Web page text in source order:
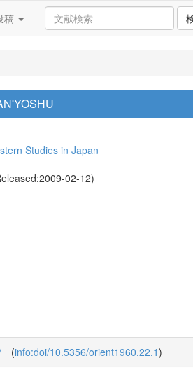
稿
Studies in Japan
02-12)
(info:doi/10.5356/orient1960.22.1)